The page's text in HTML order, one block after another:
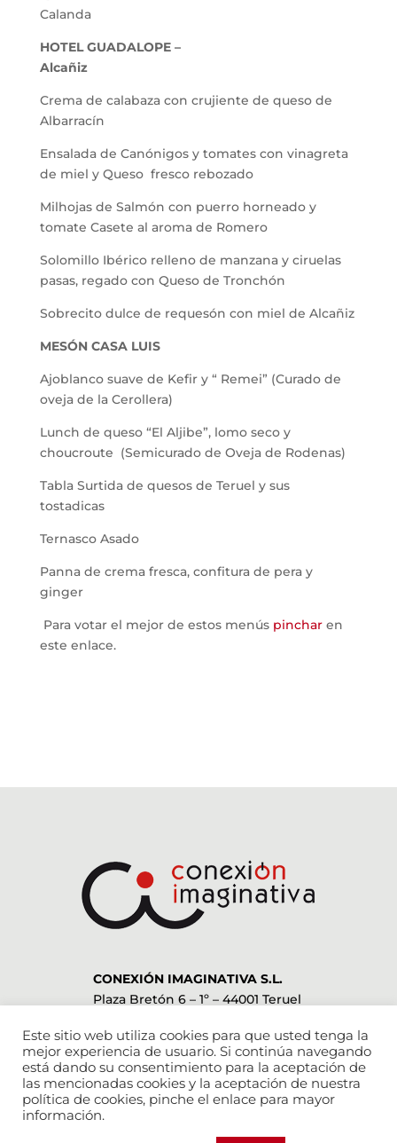
Calanda
HOTEL GUADALOPE –
Alcañiz
Crema de calabaza con crujiente de queso de
Albarracín
Ensalada de Canónigos y tomates con vinagreta
de miel y Queso fresco rebozado
Milhojas de Salmón con puerro horneado y
tomate Casete al aroma de Romero
Solomillo Ibérico relleno de manzana y ciruelas
pasas, regado con Queso de Tronchón
Sobrecito dulce de requesón con miel de Alcañiz
MESÓN CASA LUIS
Ajoblanco suave de Kefir y “ Remei” (Curado de
oveja de la Cerollera)
Lunch de queso “El Aljibe”, lomo seco y
choucroute (Semicurado de Oveja de Rodenas)
Tabla Surtida de quesos de Teruel y sus
tostadicas
Ternasco Asado
Panna de crema fresca, confitura de pera y
ginger
Para votar el mejor de estos menús pincharen
este enlace.
CONEXIÓN IMAGINATIVA S.L.
Plaza Bretón 6 – 1º – 44001 Teruel
info@conexionimaginativa.com
ESTAMOS EN LAS REDES SOCIALES
Este sitio web utiliza cookies para que usted tenga la
mejor experiencia de usuario. Si continúa navegando
está dando su consentimiento para la aceptación de
las mencionadas cookies y la aceptación de nuestra
política de cookies, pinche el enlace para mayor
información.